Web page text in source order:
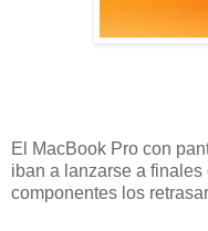
El MacBook Pro con
iban a lanzarse a
componentes los